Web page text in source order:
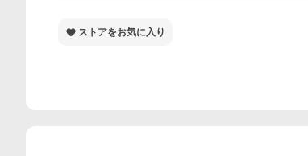
ストアをお気に入り